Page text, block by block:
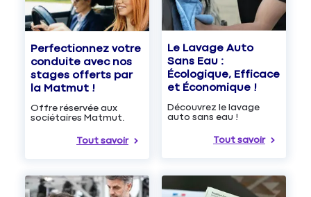
Perfectionnez votre
conduite avec nos
stages offerts par
la Matmut !
Offre réservée aux
sociétaires Matmut.
Tout savoir
Le Lavage Auto
Sans Eau :
Écologique, Efficace
et Économique !
Découvrez le lavage
auto sans eau !
Tout savoir